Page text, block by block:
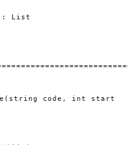
: List
code, int start